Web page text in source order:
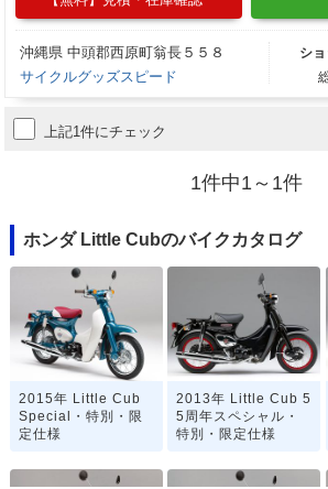
沖縄県 中頭郡西原町翁長５５８
サイクルグッズスピード
シ
上記1件にチェック
1件中1～1件
ホンダ Little Cubのバイクカタログ
2015年 Little Cub
Special・特別・限
定仕様
2013年 Little Cub 5
5周年スペシャル・
特別・限定仕様